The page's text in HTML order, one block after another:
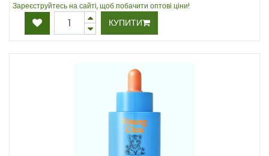
Зареєструйтесь на сайті, щоб побачити оптові ціни!
КУПИТИ